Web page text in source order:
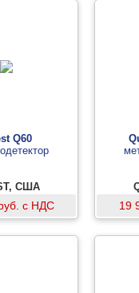
Q60
США
с НДС 19